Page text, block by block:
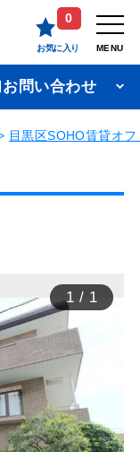
0
お気に入り MENU
お問い合わせ
目黒区SOHO賃貸オフ
1 / 1